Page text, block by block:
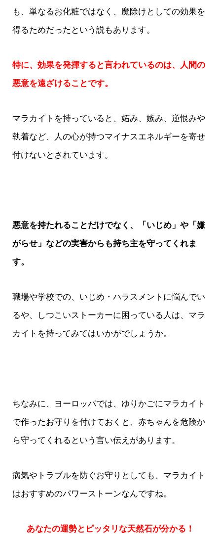
も、単なるお化粧ではなく、魔除けとしての効果を
得るためだったという説もあります。
特に、効果を発揮すると言われているのは、人間の
悪意を遠ざけることです。
マラカイトを持っていると、妬み、嫉み、逆恨みや
執着など、人の心が持つマイナスエネルギーを寄せ
付けないとされています。
悪意を持たれることだけでなく、「いじめ」や「嫌
がらせ」などの実害からも持ち主を守ってくれま
す。
職場や学校での、いじめ・ハラスメントに悩んでい
るや、しつこいストーカーに困っている人は、マラ
カイトを持ってみてはいかがでしょうか。
ちなみに、ヨーロッパでは、ゆりかごにマラカイト
で作ったお守りを付けておくと、赤ちゃんを危険か
ら守ってくれるという言い伝えがあります。
病気やトラブルを防ぐお守りとしても、マラカイト
はおすすめのパワーストーンなんですね。
あなたの運勢とピッタリな天然石が分かる！